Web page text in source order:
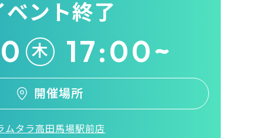
ベント終了
木 17:00~
開催場所
ムタラ高田馬場駅前店